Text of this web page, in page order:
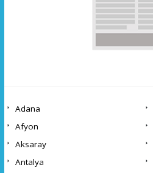
Adana
Afyon
Aksaray
Antalya